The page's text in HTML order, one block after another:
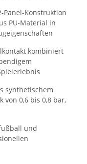
Panel-Konstruktion
PU-Material in
kombiniert
synthetischem
von 0,6 bis 0,8 bar,
und